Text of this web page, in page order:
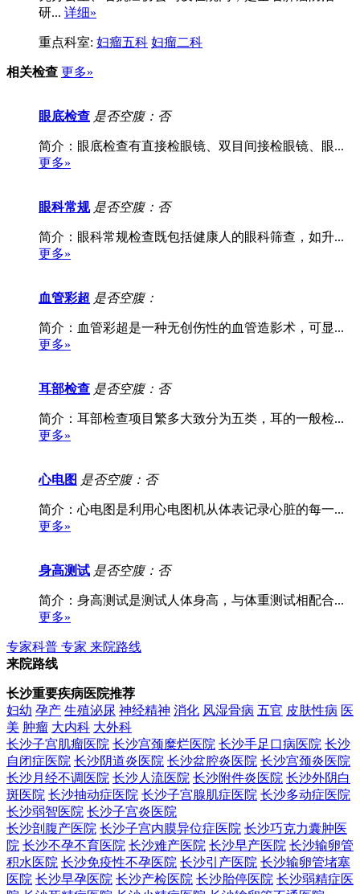
研... 详细»
重点科室: 妇瘤五科 妇瘤二科
相关检查 更多»
眼底检查 是否空腹：否
简介：眼底检查有直接检眼镜、双目间接检眼镜、眼...
更多»
眼科常规 是否空腹：否
简介：眼科常规检查既包括健康人的眼科筛查，如升...
更多»
血管彩超 是否空腹：
简介：血管彩超是一种无创伤性的血管造影术，可显...
更多»
耳部检查 是否空腹：否
简介：耳部检查项目繁多大致分为五类，耳的一般检...
更多»
心电图 是否空腹：否
简介：心电图是利用心电图机从体表记录心脏的每一...
更多»
身高测试 是否空腹：否
简介：身高测试是测试人体身高，与体重测试相配合...
更多»
专家科普 专家 来院路线
来院路线
长沙重要疾病医院推荐
妇幼 孕产 生殖泌尿 神经精神 消化 风湿骨病 五官 皮肤性病 医
美 肿瘤 大内科 大外科
长沙子宫肌瘤医院 长沙宫颈糜烂医院 长沙手足口病医院 长沙
自闭症医院 长沙阴道炎医院 长沙盆腔炎医院 长沙宫颈炎医院
长沙月经不调医院 长沙人流医院 长沙附件炎医院 长沙外阴白
斑医院 长沙抽动症医院 长沙子宫腺肌症医院 长沙多动症医院
长沙弱智医院 长沙子宫炎医院
长沙剖腹产医院 长沙子宫内膜异位症医院 长沙巧克力囊肿医
院 长沙不孕不育医院 长沙难产医院 长沙早产医院 长沙输卵管
积水医院 长沙免疫性不孕医院 长沙引产医院 长沙输卵管堵塞
医院 长沙早孕医院 长沙产检医院 长沙胎停医院 长沙弱精症医